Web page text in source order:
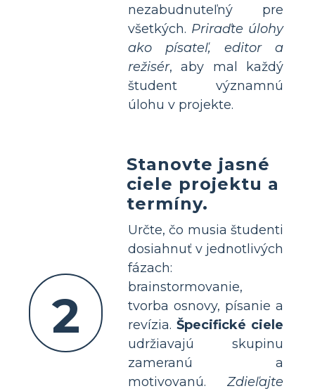
nezabudnuteľný pre
všetkých. Priraďte úlohy
ako písateľ, editor a
režisér, aby mal každý
študent významnú
úlohu v projekte.
2
Stanovte jasné
ciele projektu a
termíny.
Určte, čo musia študenti
dosiahnuť v jednotlivých
fázach:
brainstormovanie,
tvorba osnovy, písanie a
revízia. Špecifické ciele
udržiavajú skupinu
zameranú a
motivovanú. Zdieľajte